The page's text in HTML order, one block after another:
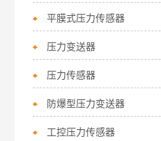
平膜式压力传感器
压力变送器
压力传感器
防爆型压力变送器
工控压力传感器